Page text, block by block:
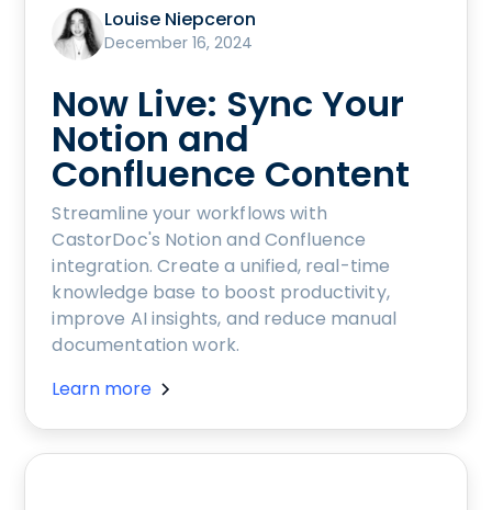
Louise Niepceron
December 16, 2024
Now Live: Sync Your
Notion and
Confluence Content
Streamline your workflows with
CastorDoc's Notion and Confluence
integration. Create a unified, real-time
knowledge base to boost productivity,
improve AI insights, and reduce manual
documentation work.
Learn more